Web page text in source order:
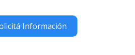
Información